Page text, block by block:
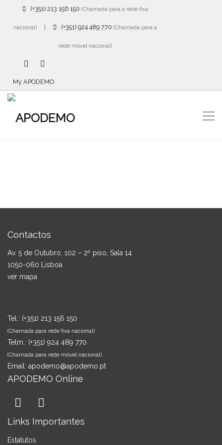
(+351) 213 156 150 (Chamada para a rede fixa
nacional)| (+351) 924 489 770 (Chamada para a
rede móvel nacional)
My APODEMO
Contactos
Av. 5 de Outubro, 102 – 2º piso, Sala 14
1050-060 Lisboa
ver mapa
Tel.: (+351) 213 156 150
(Chamada para rede fixa nacional)
Telm.: (+351) 924 489 770
(Chamada para rede móvel nacional)
Email: apodemo@apodemo.pt
APODEMO Online
Links Importantes
Estatutos